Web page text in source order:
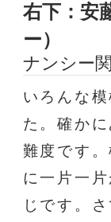
右下：安
ー）
ナンシー関
いろんな
た。確か
難度です
に一片一
じです。